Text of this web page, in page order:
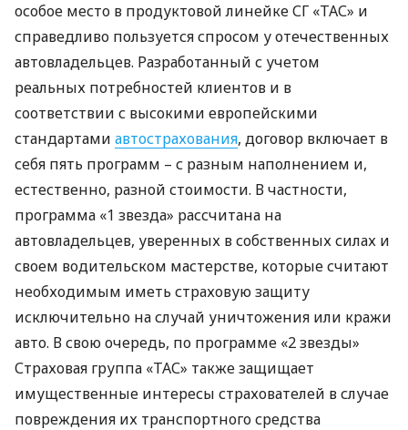
особое место в продуктовой линейке СГ «ТАС» и
справедливо пользуется спросом у отечественных
автовладельцев. Разработанный с учетом
реальных потребностей клиентов и в
соответствии с высокими европейскими
стандартами автострахования, договор включает в
себя пять программ – с разным наполнением и,
естественно, разной стоимости. В частности,
программа «1 звезда» рассчитана на
автовладельцев, уверенных в собственных силах и
своем водительском мастерстве, которые считают
необходимым иметь страховую защиту
исключительно на случай уничтожения или кражи
авто. В свою очередь, по программе «2 звезды»
Страховая группа «ТАС» также защищает
имущественные интересы страхователей в случае
повреждения их транспортного средства